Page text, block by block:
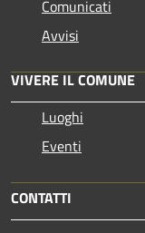
Comunicati
Avvisi
VIVERE IL COMUNE
Luoghi
Eventi
CONTATTI